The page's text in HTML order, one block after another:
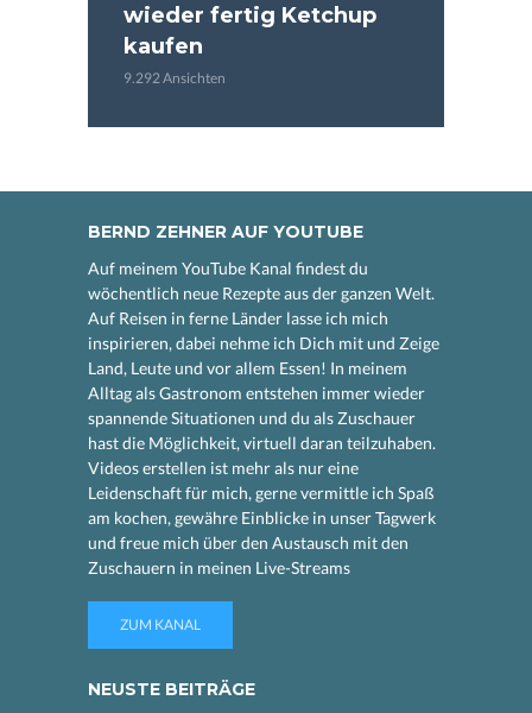
wieder fertig Ketchup
kaufen
9.292 Ansichten
BERND ZEHNER AUF YOUTUBE
Auf meinem YouTube Kanal findest du
wöchentlich neue Rezepte aus der ganzen Welt.
Auf Reisen in ferne Länder lasse ich mich
inspirieren, dabei nehme ich Dich mit und Zeige
Land, Leute und vor allem Essen! In meinem
Alltag als Gastronom entstehen immer wieder
spannende Situationen und du als Zuschauer
hast die Möglichkeit, virtuell daran teilzuhaben.
Videos erstellen ist mehr als nur eine
Leidenschaft für mich, gerne vermittle ich Spaß
am kochen, gewähre Einblicke in unser Tagwerk
und freue mich über den Austausch mit den
Zuschauern in meinen Live-Streams
ZUM KANAL
NEUSTE BEITRÄGE